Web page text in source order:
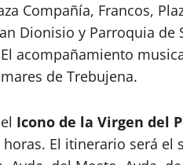
Compañía, Francos,
Dionisio y Parroquia de
acompañamiento
de Trebujena.
Icono de la Virgen del
El itinerario será el